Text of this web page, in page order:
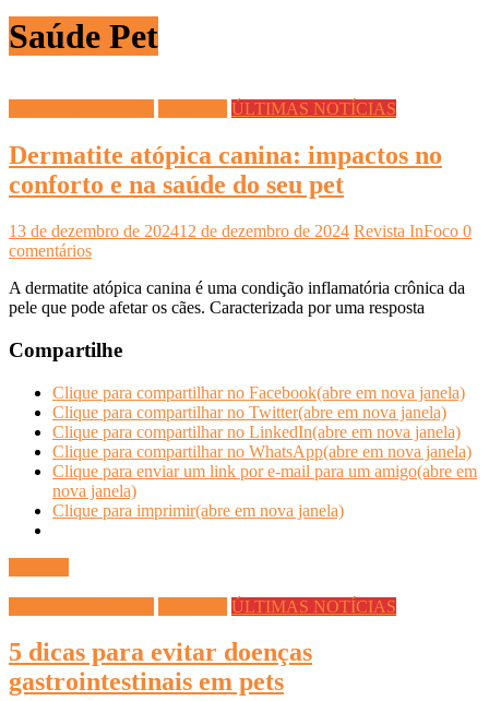
Saúde Pet
ÚLTIMAS NOTÍCIAS
Dermatite atópica canina: impactos no
conforto e na saúde do seu pet
13 de dezembro de 202412 de dezembro de 2024 Revista InFoco 0
comentários
A dermatite atópica canina é uma condição inflamatória crônica da
pele que pode afetar os cães. Caracterizada por uma resposta
Compartilhe
Clique para compartilhar no Facebook(abre em nova janela)
Clique para compartilhar no Twitter(abre em nova janela)
Clique para compartilhar no LinkedIn(abre em nova janela)
Clique para compartilhar no WhatsApp(abre em nova janela)
Clique para enviar um link por e-mail para um amigo(abre em
nova janela)
Clique para imprimir(abre em nova janela)
ÚLTIMAS NOTÍCIAS
5 dicas para evitar doenças
gastrointestinais em pets